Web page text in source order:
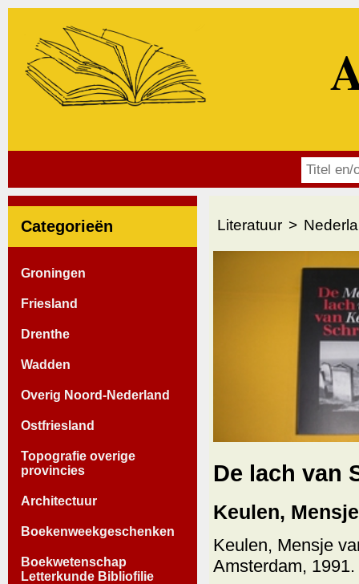
Categorieën
Groningen
Friesland
Drenthe
Wadden
Overig Noord-Nederland
Ostfriesland
Topografie overige
provincies
Architectuur
Boekenweekgeschenken
Boekwetenschap
Letterkunde Bibliofilie
Literatuur
De lach van
Keulen,
Keulen, Mensje
Amsterdam,